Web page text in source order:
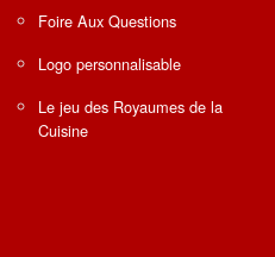
Foire Aux Questions
Logo personnalisable
Le jeu des Royaumes de la
Cuisine